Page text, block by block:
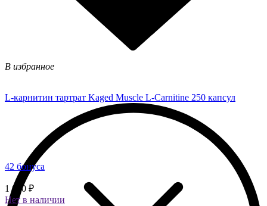
В избранное
L-карнитин тартрат Kaged Muscle L-Carnitine 250 капсул
42 бонуса
1 050 ₽
Нет в наличии